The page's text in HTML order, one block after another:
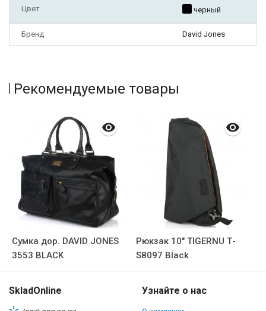
Цвет черный
Бренд David Jones
Рекомендуемые товары
Сумка дор. DAVID JONES
3553 BLACK
Рюкзак 10" TIGERNU Т-
S8097 Black
SkladOnline Узнайте о нас